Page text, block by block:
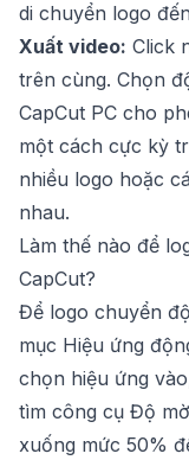
di chuyển logo
Xuất video: Click
trên cùng. Chọn
CapCut PC cho
một cách cực kỳ
nhiều logo hoặc
nhau.
Làm thế nào để
CapCut?
Để logo chuyển
mục Hiệu ứng
chọn hiệu ứng
tìm công cụ Độ
xuống mức 50%